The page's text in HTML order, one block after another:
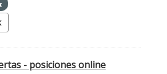
- posiciones online